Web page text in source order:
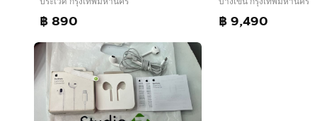
฿ 890 ฿ 9,490